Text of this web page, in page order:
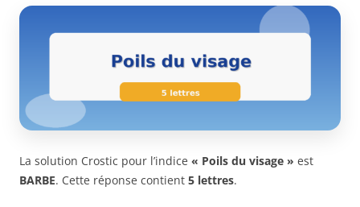
La solution Crostic pour l’indice « Poils du visage » est
BARBE. Cette réponse contient 5 lettres.